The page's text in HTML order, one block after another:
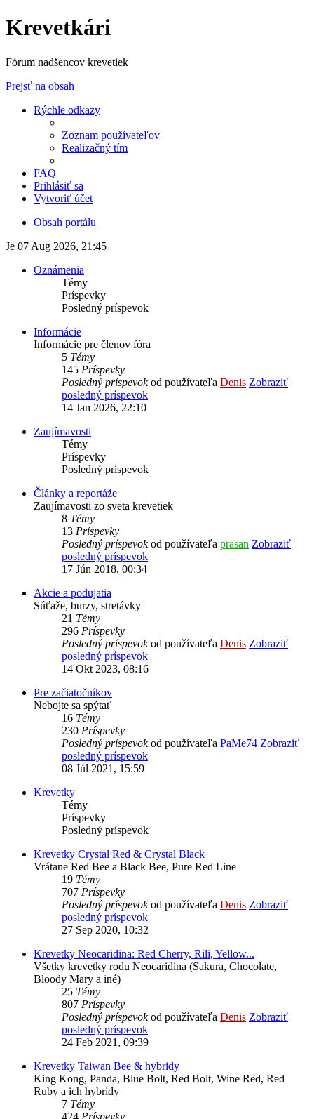
Krevetkári
Fórum nadšencov krevetiek
Prejsť na obsah
Rýchle odkazy
Zoznam používateľov
Realizačný tím
FAQ
Prihlásiť sa
Vytvoriť účet
Obsah portálu
Je 07 Aug 2026, 21:45
Oznámenia
Témy
Príspevky
Posledný príspevok
Informácie
Informácie pre členov fóra
5 Témy
145 Príspevky
Posledný príspevokod používateľa Denis Zobraziť
posledný príspevok
14 Jan 2026, 22:10
Zaujímavosti
Témy
Príspevky
Posledný príspevok
Články a reportáže
Zaujímavosti zo sveta krevetiek
8 Témy
13 Príspevky
Posledný príspevokod používateľa prasan Zobraziť
posledný príspevok
17 Jún 2018, 00:34
Akcie a podujatia
Súťaže, burzy, stretávky
21 Témy
296 Príspevky
Posledný príspevokod používateľa Denis Zobraziť
posledný príspevok
14 Okt 2023, 08:16
Pre začiatočníkov
Nebojte sa spýtať
16 Témy
230 Príspevky
Posledný príspevokod používateľa PaMe74 Zobraziť
posledný príspevok
08 Júl 2021, 15:59
Krevetky
Témy
Príspevky
Posledný príspevok
Krevetky Crystal Red & Crystal Black
Vrátane Red Bee a Black Bee, Pure Red Line
19 Témy
707 Príspevky
Posledný príspevokod používateľa Denis Zobraziť
posledný príspevok
27 Sep 2020, 10:32
Krevetky Neocaridina: Red Cherry, Rili, Yellow...
Všetky krevetky rodu Neocaridina (Sakura, Chocolate,
Bloody Mary a iné)
25 Témy
807 Príspevky
Posledný príspevokod používateľa Denis Zobraziť
posledný príspevok
24 Feb 2021, 09:39
Krevetky Taiwan Bee & hybridy
King Kong, Panda, Blue Bolt, Red Bolt, Wine Red, Red
Ruby a ich hybridy
7 Témy
424 Príspevky